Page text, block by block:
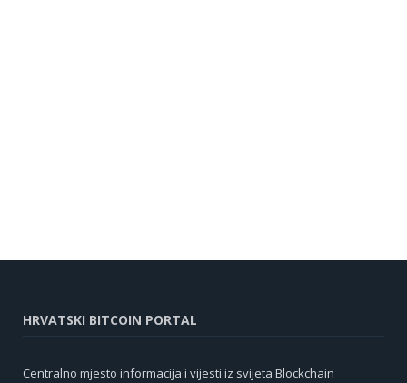
HRVATSKI BITCOIN PORTAL
Centralno mjesto informacija i vijesti iz svijeta Blockchain